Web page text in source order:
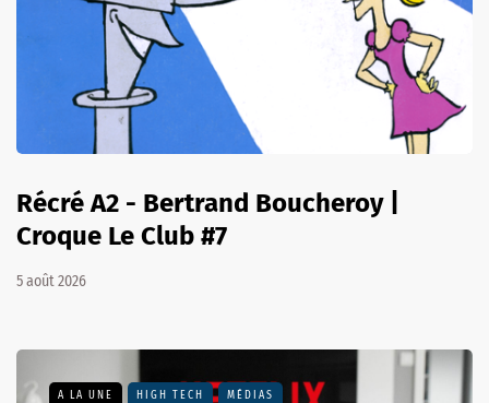
Récré A2 - Bertrand Boucheroy |
Croque Le Club #7
5 août 2026
A LA UNE HIGH TECH MÉDIAS